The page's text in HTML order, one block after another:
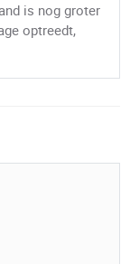
is nog groter
optreedt,